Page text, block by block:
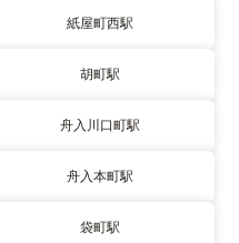
紙屋町西駅
胡町駅
舟入川口町駅
舟入本町駅
袋町駅